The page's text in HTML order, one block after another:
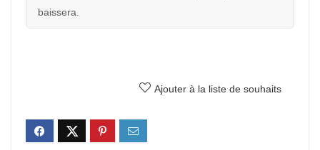
baissera.
Ajouter à la liste de souhaits